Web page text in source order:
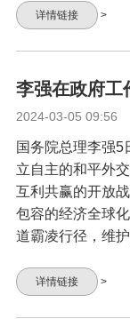
详情链接 >
李强在政府工
2024-03-05 09:56
国务院总理李强5
立自主的和平外
互利共赢的开放
包容的经济全球
道霸凌行径，维
详情链接 >